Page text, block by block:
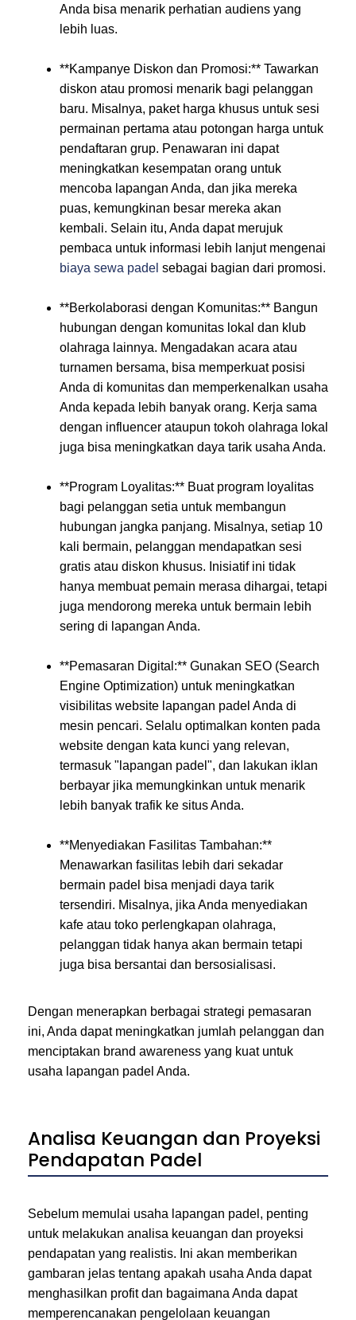
Anda bisa menarik perhatian audiens yang
lebih luas.
**Kampanye Diskon dan Promosi:** Tawarkan
diskon atau promosi menarik bagi pelanggan
baru. Misalnya, paket harga khusus untuk sesi
permainan pertama atau potongan harga untuk
pendaftaran grup. Penawaran ini dapat
meningkatkan kesempatan orang untuk
mencoba lapangan Anda, dan jika mereka
puas, kemungkinan besar mereka akan
kembali. Selain itu, Anda dapat merujuk
pembaca untuk informasi lebih lanjut mengenai
biaya sewa padel sebagai bagian dari promosi.
**Berkolaborasi dengan Komunitas:** Bangun
hubungan dengan komunitas lokal dan klub
olahraga lainnya. Mengadakan acara atau
turnamen bersama, bisa memperkuat posisi
Anda di komunitas dan memperkenalkan usaha
Anda kepada lebih banyak orang. Kerja sama
dengan influencer ataupun tokoh olahraga lokal
juga bisa meningkatkan daya tarik usaha Anda.
**Program Loyalitas:** Buat program loyalitas
bagi pelanggan setia untuk membangun
hubungan jangka panjang. Misalnya, setiap 10
kali bermain, pelanggan mendapatkan sesi
gratis atau diskon khusus. Inisiatif ini tidak
hanya membuat pemain merasa dihargai, tetapi
juga mendorong mereka untuk bermain lebih
sering di lapangan Anda.
**Pemasaran Digital:** Gunakan SEO (Search
Engine Optimization) untuk meningkatkan
visibilitas website lapangan padel Anda di
mesin pencari. Selalu optimalkan konten pada
website dengan kata kunci yang relevan,
termasuk "lapangan padel", dan lakukan iklan
berbayar jika memungkinkan untuk menarik
lebih banyak trafik ke situs Anda.
**Menyediakan Fasilitas Tambahan:**
Menawarkan fasilitas lebih dari sekadar
bermain padel bisa menjadi daya tarik
tersendiri. Misalnya, jika Anda menyediakan
kafe atau toko perlengkapan olahraga,
pelanggan tidak hanya akan bermain tetapi
juga bisa bersantai dan bersosialisasi.
Dengan menerapkan berbagai strategi pemasaran
ini, Anda dapat meningkatkan jumlah pelanggan dan
menciptakan brand awareness yang kuat untuk
usaha lapangan padel Anda.
Analisa Keuangan dan Proyeksi
Pendapatan Padel
Sebelum memulai usaha lapangan padel, penting
untuk melakukan analisa keuangan dan proyeksi
pendapatan yang realistis. Ini akan memberikan
gambaran jelas tentang apakah usaha Anda dapat
menghasilkan profit dan bagaimana Anda dapat
memperencanakan pengelolaan keuangan